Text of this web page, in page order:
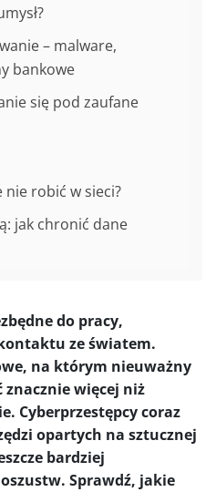
– malware,
bankowe
się pod zaufane
nie robić w sieci?
jak chronić dane
do pracy,
ze światem.
na którym nieuważny
więcej niż
Cyberprzestępcy coraz
opartych na sztucznej
bardziej
Sprawdź, jakie